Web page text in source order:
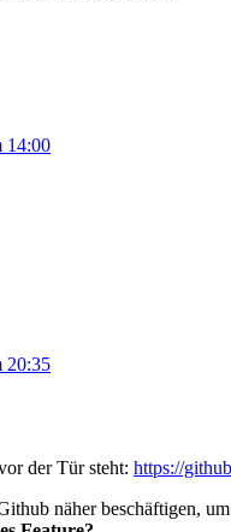
14:00
20:35
der Tür steht: https://
näher beschäftigen,